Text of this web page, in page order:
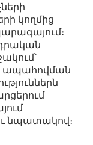
կողմից
ապահովման
նպատակով։